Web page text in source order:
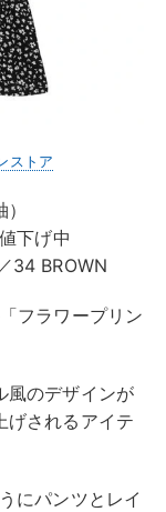
ストア
下げ中
34 BROWN
フラワープリン
風のデザインが
げされるアイテ
にパンツとレイ